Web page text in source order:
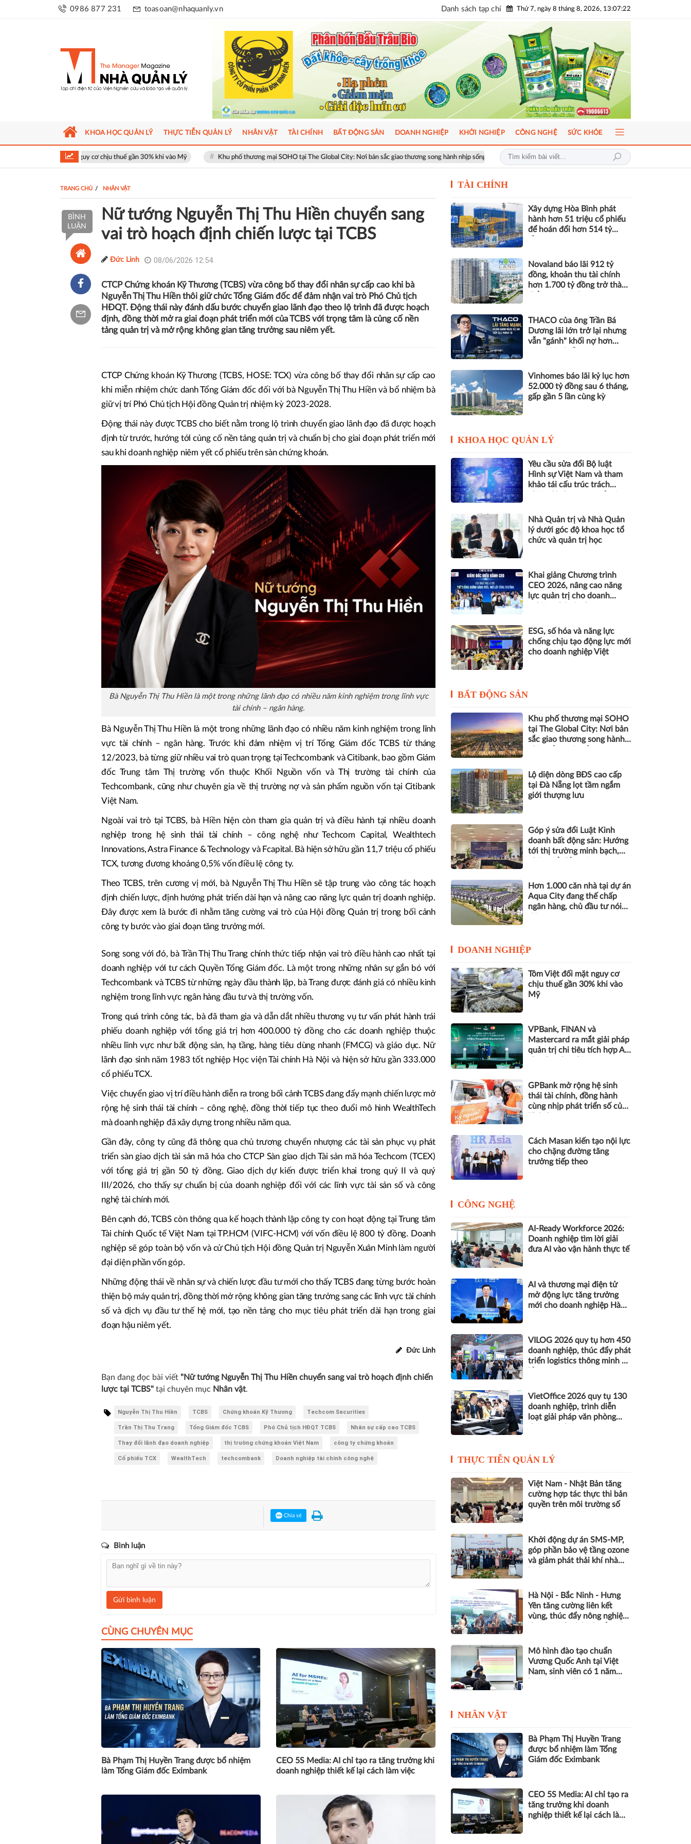
0986 877 231 toasoan@nhaquanly.vn Danh sách tạp chí Thứ 7, ngày 8 tháng 8, 2026, 13:07:23
mặt nguy cơ chịu thuế gần 30% khi vào Mỹ Khu phố thương mại SOHO tại The Global City: Nơi bản sắc giao thương song hành nhịp sống toàn cầu ICFM 2026: Đột phá mới trong phát triển Y học bào thai và Di truyền
KHOA HỌC QUẢN LÝ THỰC TIỄN QUẢN LÝ NHÂN VẬT TÀI CHÍNH BẤT ĐỘNG SẢN DOANH NGHIỆP KHỞI NGHIỆP CÔNG NGHỆ SỨC KHỎE
TRANG CHỦ NHÂN VẬT
BÌNH
LUẬN
Nữ tướng Nguyễn Thị Thu Hiền chuyển sang
vai trò hoạch định chiến lược tại TCBS
Đức Linh 08/06/2026 12:54
CTCP Chứng khoán Kỹ Thương (TCBS) vừa công bố thay đổi nhân sự cấp cao khi bà
Nguyễn Thị Thu Hiền thôi giữ chức Tổng Giám đốc để đảm nhận vai trò Phó Chủ tịch
HĐQT. Động thái này đánh dấu bước chuyển giao lãnh đạo theo lộ trình đã được hoạch
định, đồng thời mở ra giai đoạn phát triển mới của TCBS với trọng tâm là củng cố nền
tảng quản trị và mở rộng không gian tăng trưởng sau niêm yết.
CTCP Chứng khoán Kỹ Thương (TCBS, HOSE: TCX) vừa công bố thay đổi nhân sự cấp cao
khi miễn nhiệm chức danh Tổng Giám đốc đối với bà Nguyễn Thị Thu Hiền và bổ nhiệm bà
giữ vị trí Phó Chủ tịch Hội đồng Quản trị nhiệm kỳ 2023-2028.
Động thái này được TCBS cho biết nằm trong lộ trình chuyển giao lãnh đạo đã được hoạch
định từ trước, hướng tới củng cố nền tảng quản trị và chuẩn bị cho giai đoạn phát triển mới
sau khi doanh nghiệp niêm yết cổ phiếu trên sàn chứng khoán.
Bà Nguyễn Thị Thu Hiền là một trong những lãnh đạo có nhiều năm kinh nghiệm trong lĩnh vực
tài chính – ngân hàng.
Bà Nguyễn Thị Thu Hiền là một trong những lãnh đạo có nhiều năm kinh nghiệm trong lĩnh
vực tài chính – ngân hàng. Trước khi đảm nhiệm vị trí Tổng Giám đốc TCBS từ tháng
12/2023, bà từng giữ nhiều vai trò quan trọng tại Techcombank và Citibank, bao gồm Giám
đốc Trung tâm Thị trường vốn thuộc Khối Nguồn vốn và Thị trường tài chính của
Techcombank, cũng như chuyên gia về thị trường nợ và sản phẩm nguồn vốn tại Citibank
Việt Nam.
Ngoài vai trò tại TCBS, bà Hiền hiện còn tham gia quản trị và điều hành tại nhiều doanh
nghiệp trong hệ sinh thái tài chính – công nghệ như Techcom Capital, Wealthtech
Innovations, Astra Finance & Technology và Fcapital. Bà hiện sở hữu gần 11,7 triệu cổ phiếu
TCX, tương đương khoảng 0,5% vốn điều lệ công ty.
Theo TCBS, trên cương vị mới, bà Nguyễn Thị Thu Hiền sẽ tập trung vào công tác hoạch
định chiến lược, định hướng phát triển dài hạn và nâng cao năng lực quản trị doanh nghiệp.
Đây được xem là bước đi nhằm tăng cường vai trò của Hội đồng Quản trị trong bối cảnh
công ty bước vào giai đoạn tăng trưởng mới.
Song song với đó, bà Trần Thị Thu Trang chính thức tiếp nhận vai trò điều hành cao nhất tại
doanh nghiệp với tư cách Quyền Tổng Giám đốc. Là một trong những nhân sự gắn bó với
Techcombank và TCBS từ những ngày đầu thành lập, bà Trang được đánh giá có nhiều kinh
nghiệm trong lĩnh vực ngân hàng đầu tư và thị trường vốn.
Trong quá trình công tác, bà đã tham gia và dẫn dắt nhiều thương vụ tư vấn phát hành trái
phiếu doanh nghiệp với tổng giá trị hơn 400.000 tỷ đồng cho các doanh nghiệp thuộc
nhiều lĩnh vực như bất động sản, hạ tầng, hàng tiêu dùng nhanh (FMCG) và giáo dục. Nữ
lãnh đạo sinh năm 1983 tốt nghiệp Học viện Tài chính Hà Nội và hiện sở hữu gần 333.000
cổ phiếu TCX.
Việc chuyển giao vị trí điều hành diễn ra trong bối cảnh TCBS đang đẩy mạnh chiến lược mở
rộng hệ sinh thái tài chính – công nghệ, đồng thời tiếp tục theo đuổi mô hình WealthTech
mà doanh nghiệp đã xây dựng trong nhiều năm qua.
Gần đây, công ty cũng đã thông qua chủ trương chuyển nhượng các tài sản phục vụ phát
triển sàn giao dịch tài sản mã hóa cho CTCP Sàn giao dịch Tài sản mã hóa Techcom (TCEX)
với tổng giá trị gần 50 tỷ đồng. Giao dịch dự kiến được triển khai trong quý II và quý
III/2026, cho thấy sự chuẩn bị của doanh nghiệp đối với các lĩnh vực tài sản số và công
nghệ tài chính mới.
Bên cạnh đó, TCBS còn thông qua kế hoạch thành lập công ty con hoạt động tại Trung tâm
Tài chính Quốc tế Việt Nam tại TP.HCM (VIFC-HCM) với vốn điều lệ 800 tỷ đồng. Doanh
nghiệp sẽ góp toàn bộ vốn và cử Chủ tịch Hội đồng Quản trị Nguyễn Xuân Minh làm người
đại diện phần vốn góp.
Những động thái về nhân sự và chiến lược đầu tư mới cho thấy TCBS đang từng bước hoàn
thiện bộ máy quản trị, đồng thời mở rộng không gian tăng trưởng sang các lĩnh vực tài chính
số và dịch vụ đầu tư thế hệ mới, tạo nền tảng cho mục tiêu phát triển dài hạn trong giai
đoạn hậu niêm yết.
Đức Linh
Bạn đang đọc bài viết "Nữ tướng Nguyễn Thị Thu Hiền chuyển sang vai trò hoạch định chiến
lược tại TCBS" tại chuyên mục Nhân vật.
Nguyễn Thị Thu Hiền TCBS Chứng khoán Kỹ Thương Techcom Securities
Trần Thị Thu Trang Tổng Giám đốc TCBS Phó Chủ tịch HĐQT TCBS Nhân sự cấp cao TCBS
Thay đổi lãnh đạo doanh nghiệp thị trường chứng khoán Việt Nam công ty chứng khoán
Cổ phiếu TCX WealthTech techcombank Doanh nghiệp tài chính công nghệ
Chia sẻ
Bình luận
Gửi bình luận
CÙNG CHUYÊN MỤC
Bà Phạm Thị Huyền Trang được bổ nhiệm
làm Tổng Giám đốc Eximbank
CEO 5S Media: AI chỉ tạo ra tăng trưởng khi
doanh nghiệp thiết kế lại cách làm việc
TÀI CHÍNH
Xây dựng Hòa Bình phát
hành hơn 51 triệu cổ phiếu
để hoán đổi hơn 514 tỷ
Novaland báo lãi 912 tỷ
đồng, khoản thu tài chính
hơn 1.700 tỷ đồng trở thành
THACO của ông Trần Bá
Dương lãi lớn trở lại nhưng
vẫn "gánh" khối nợ hơn
Vinhomes báo lãi kỷ lục hơn
52.000 tỷ đồng sau 6 tháng,
gấp gần 5 lần cùng kỳ
KHOA HỌC QUẢN LÝ
Yêu cầu sửa đổi Bộ luật
Hình sự Việt Nam và tham
khảo tái cấu trúc trách
nhân tạo
Nhà Quản trị và Nhà Quản
lý dưới góc độ khoa học tổ
chức và quản trị học
Khai giảng Chương trình
CEO 2026, nâng cao năng
lực quản trị cho doanh
ESG, số hóa và năng lực
chống chịu tạo động lực mới
cho doanh nghiệp Việt
BẤT ĐỘNG SẢN
Khu phố thương mại SOHO
tại The Global City: Nơi bản
sắc giao thương song hành
Lộ diện dòng BĐS cao cấp
tại Đà Nẵng lọt tầm ngắm
giới thượng lưu
Góp ý sửa đổi Luật Kinh
doanh bất động sản: Hướng
tới thị trường minh bạch,
Hơn 1.000 căn nhà tại dự án
Aqua City đang thế chấp
ngân hàng, chủ đầu tư nói
DOANH NGHIỆP
Tôm Việt đối mặt nguy cơ
chịu thuế gần 30% khi vào
Mỹ
VPBank, FINAN và
Mastercard ra mắt giải pháp
quản trị chi tiêu tích hợp AI
GPBank mở rộng hệ sinh
thái tài chính, đồng hành
cùng nhịp phát triển số của
Cách Masan kiến tạo nội lực
cho chặng đường tăng
trưởng tiếp theo
CÔNG NGHỆ
AI-Ready Workforce 2026:
Doanh nghiệp tìm lời giải
đưa AI vào vận hành thực tế
AI và thương mại điện tử
mở động lực tăng trưởng
mới cho doanh nghiệp Hà
VILOG 2026 quy tụ hơn 450
doanh nghiệp, thúc đẩy phát
triển logistics thông minh và
VietOffice 2026 quy tụ 130
doanh nghiệp, trình diễn
loạt giải pháp văn phòng
THỰC TIỄN QUẢN LÝ
Việt Nam - Nhật Bản tăng
cường hợp tác thực thi bản
quyền trên môi trường số
Khởi động dự án SMS-MP,
góp phần bảo vệ tầng ozone
và giảm phát thải khí nhà
Hà Nội - Bắc Ninh - Hưng
Yên tăng cường liên kết
vùng, thúc đẩy nông nghiệp
Mô hình đào tạo chuẩn
Vương Quốc Anh tại Việt
Nam, sinh viên có 1 năm
NHÂN VẬT
Bà Phạm Thị Huyền Trang
được bổ nhiệm làm Tổng
Giám đốc Eximbank
CEO 5S Media: AI chỉ tạo ra
tăng trưởng khi doanh
nghiệp thiết kế lại cách làm